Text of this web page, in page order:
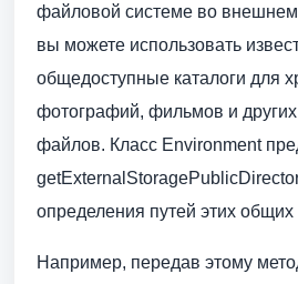
файловой системе во
вы можете использовать
общедоступные каталоги для
фотографий, фильмов и
файлов. Класс Environment
определения путей этих общих
Например, передав этому